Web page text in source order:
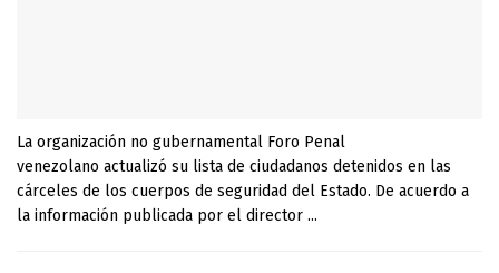
La organización no gubernamental Foro Penal
venezolano actualizó su lista de ciudadanos detenidos en las
cárceles de los cuerpos de seguridad del Estado. De acuerdo a
la información publicada por el director ...